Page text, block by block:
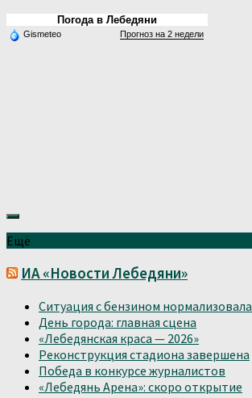
Погода в Лебедяни
Gismeteo Прогноз на 2 недели
Ещё
ИА «Новости Лебедяни»
Ситуация с бензином
День города: главная сцена
«Лебедянская краса — 2026»
Реконструкция стадиона завершена
Победа в конкурсе журналистов
«Лебедянь Арена»: скоро открытие